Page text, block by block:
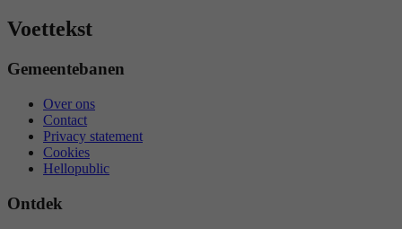
Voettekst
Gemeentebanen
Over ons
Contact
Privacy statement
Cookies
Hellopublic
Ontdek